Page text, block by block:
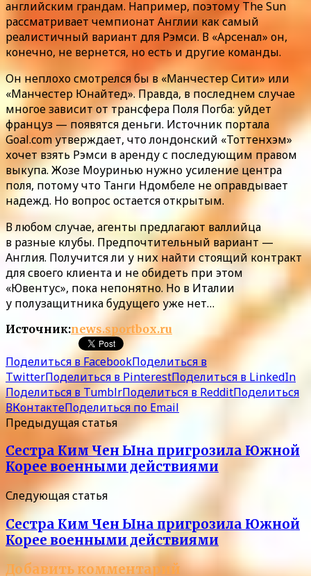
английским грандам. Например, поэтому The Sun
рассматривает чемпионат Англии как самый
реалистичный вариант для Рэмси. В «Арсенал» он,
конечно, не вернется, но есть и другие команды.
Он неплохо смотрелся бы в «Манчестер Сити» или
«Манчестер Юнайтед». Правда, в последнем случае
многое зависит от трансфера Поля Погба: уйдет
француз — появятся деньги. Источник портала
Goal.com утверждает, что лондонский «Тоттенхэм»
хочет взять Рэмси в аренду с последующим правом
выкупа. Жозе Моуринью нужно усиление центра
поля, потому что Танги Ндомбеле не оправдывает
надежд. Но вопрос остается открытым.
В любом случае, агенты предлагают валлийца
в разные клубы. Предпочтительный вариант —
Англия. Получится ли у них найти стоящий контракт
для своего клиента и не обидеть при этом
«Ювентус», пока непонятно. Но в Италии
у полузащитника будущего уже нет…
Источник:news.sportbox.ru
Поделиться в FacebookПоделиться в
TwitterПоделиться в PinterestПоделиться в LinkedIn
Поделиться в TumblrПоделиться в RedditПоделиться
ВКонтактеПоделиться по Email
Предыдущая статья
Сестра Ким Чен Ына пригрозила Южной
Корее военными действиями
Следующая статья
Сестра Ким Чен Ына пригрозила Южной
Корее военными действиями
Добавить комментарий